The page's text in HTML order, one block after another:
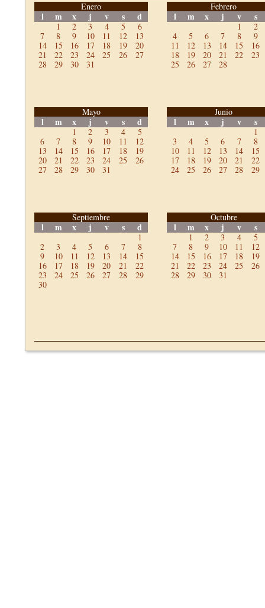
Enero
l m x j v s d
1 2 3 4 5
6
7
8 9 10 11 12
13
14
15 16 17 18 19
20
21
22 23 24 25 26
27
28
29 30 31
Febrero
l m x j v s
1
2
4
5 6 7 8
9
11
12 13 14 15
16
18
19 20 21 22
23
25
26 27 28
Mayo
l m x j v s d
1 2 3 4
5
6
7 8 9 10 11
12
13
14 15 16 17 18
19
20
21 22 23 24 25
26
27
28 29 30 31
Junio
l m x j v s
1
3
4 5 6 7
8
10
11 12 13 14
15
17
18 19 20 21
22
24
25 26 27 28 29
Septiembre
l m x j v s d
1
2
3 4 5 6 7
8
9
10 11 12 13 14
15
16
17 18 19 20 21
22
23
24 25 26 27 28
29
30
Octubre
l m x j v s
1 2 3 4
5
7
8 9 10 11
12
14
15 16 17 18
19
21
22 23 24 25
26
28
29 30 31